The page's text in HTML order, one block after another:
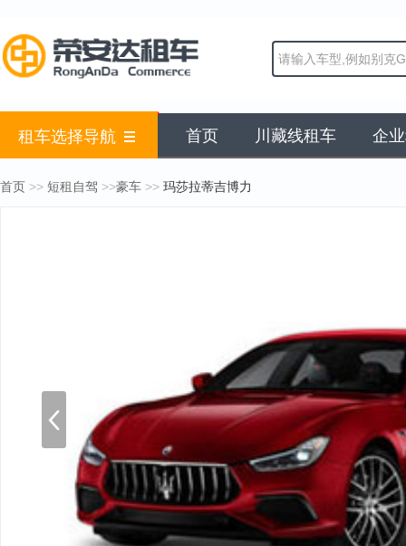
租车选择导航 首页 川藏线租车 企
首页 >> 短租自驾 >>豪车 >> 玛莎拉蒂吉博力